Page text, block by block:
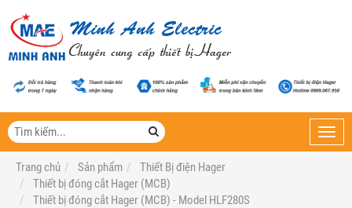
Trang chủ
Sản phẩm
Thiết Bị điện Hager
Thiết bị đóng cắt Hager (MCB)
Thiết bị đóng cắt Hager (MCB) - Model HLF280S